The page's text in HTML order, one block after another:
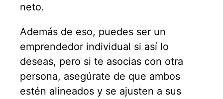
neto.
Además de eso, puedes ser un
emprendedor individual si así lo
deseas, pero si te asocias con otra
persona, asegúrate de que ambos
estén alineados y se ajusten a sus